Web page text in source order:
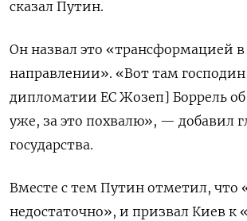
сказал Путин.
Он назвал это «трансформацией
направлении». «Вот там господин
дипломатии ЕС Жозеп] Боррель
уже, за это похвалю», — добавил
государства.
Вместе с тем Путин отметил, что
недостаточно», и призвал Киев к